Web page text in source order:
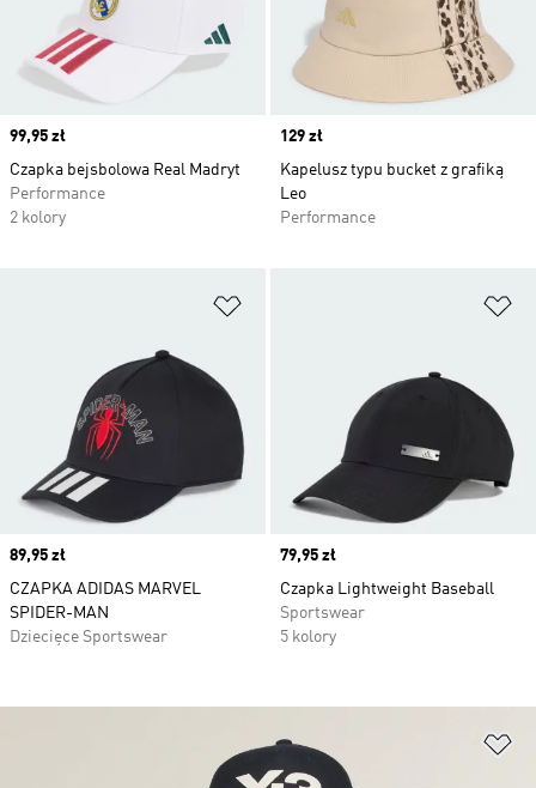
Price
99,95 zł
Czapka bejsbolowa Real Madryt
Performance
2 kolory
Price
129 zł
Kapelusz typu bucket z grafiką
Leo
Performance
Price
89,95 zł
CZAPKA ADIDAS MARVEL
SPIDER-MAN
Dziecięce Sportswear
Price
79,95 zł
Czapka Lightweight Baseball
Sportswear
5 kolory